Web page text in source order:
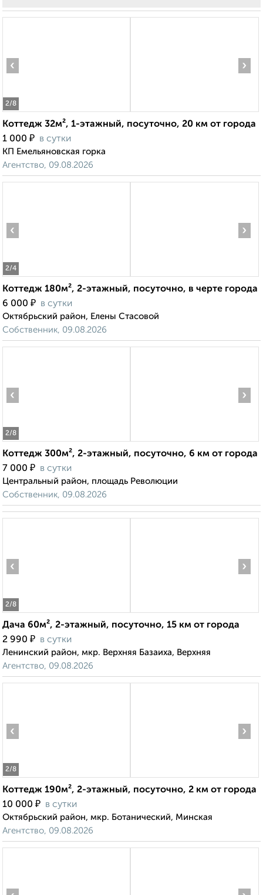
2/8
‹ ›
Коттедж 32м², 1-этажный, посуточно, 20 км от города
1 000 ₽ в сутки
КП Емельяновская горка
Агентство, 09.08.2026
2/4
‹ ›
Коттедж 180м², 2-этажный, посуточно, в черте города
6 000 ₽ в сутки
Октябрьский район, Елены Стасовой
Собственник, 09.08.2026
2/8
‹ ›
Коттедж 300м², 2-этажный, посуточно, 6 км от города
7 000 ₽ в сутки
Центральный район, площадь Революции
Собственник, 09.08.2026
2/8
‹ ›
Дача 60м², 2-этажный, посуточно, 15 км от города
2 990 ₽ в сутки
Ленинский район, мкр. Верхняя Базаиха, Верхняя
Агентство, 09.08.2026
2/8
‹ ›
Коттедж 190м², 2-этажный, посуточно, 2 км от города
10 000 ₽ в сутки
Октябрьский район, мкр. Ботанический, Минская
Агентство, 09.08.2026